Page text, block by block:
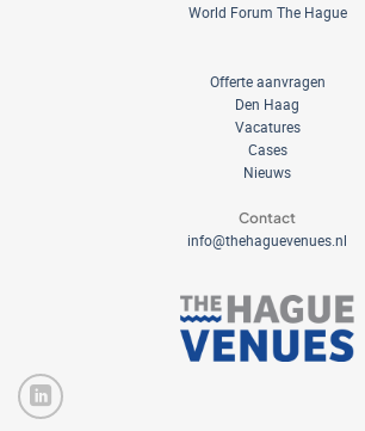
World Forum The Hague
Offerte aanvragen
Den Haag
Vacatures
Cases
Nieuws
Contact
info@thehaguevenues.nl